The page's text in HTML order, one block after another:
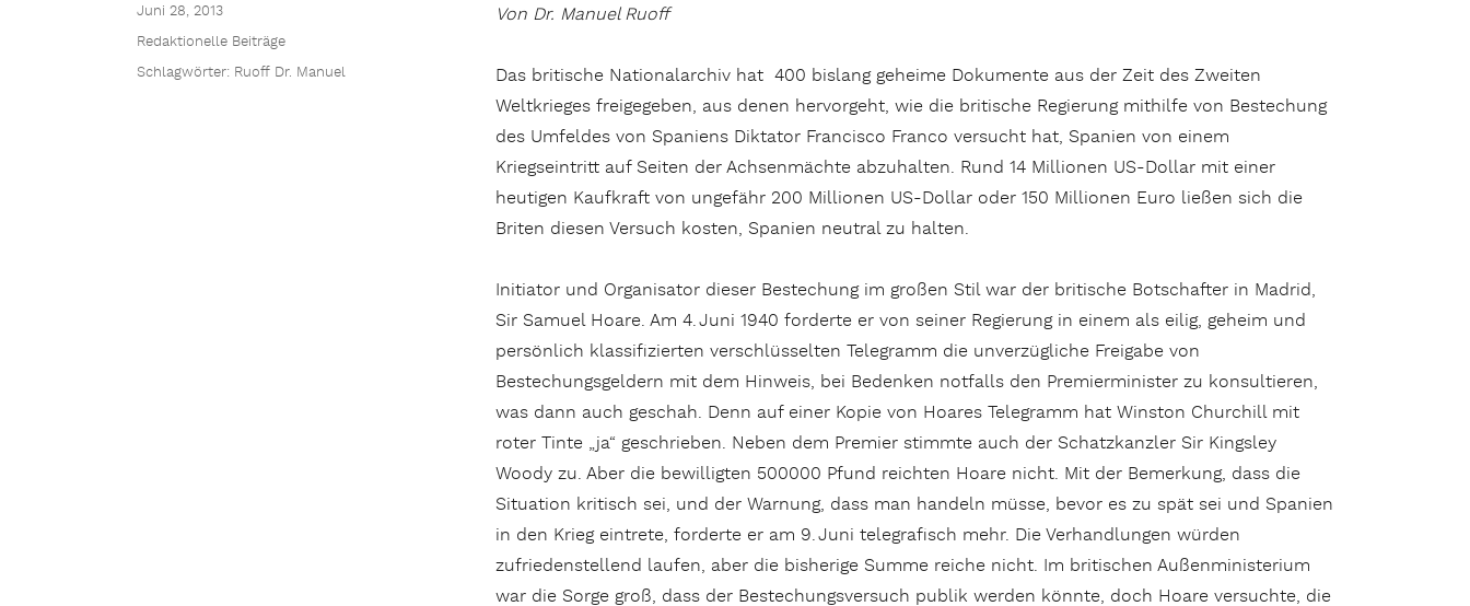
Von Dr. Manuel Ruoff
Das britische Nationalarchiv hat 400 bislang geheime Dokumente aus der Zeit des Zweiten
Weltkrieges freigegeben, aus denen hervorgeht, wie die britische Regierung mithilfe von Bestechung
des Umfeldes von Spaniens Diktator Francis­co Franco versucht hat, Spanien von einem
Kriegseintritt auf Seiten der Achsenmächte abzuhalten. Rund 14 Millionen US-Dollar mit einer
heutigen Kaufkraft von ungefähr 200 Millionen US-Dollar oder 150 Millionen Euro ließen sich die
Briten diesen Versuch kosten, Spanien neutral zu halten.
Initiator und Organisator dieser Bestechung im großen Stil war der britische Botschafter in Madrid,
Sir Samuel Hoare. Am 4. Juni 1940 forderte er von seiner Regierung in einem als eilig, geheim und
persönlich klassifizierten verschlüsselten Telegramm die unverzügliche Freigabe von
Bestechungsgeldern mit dem Hinweis, bei Bedenken notfalls den Premierminister zu konsultieren,
was dann auch geschah. Denn auf einer Kopie von Hoares Telegramm hat Winston Churchill mit
roter Tinte „ja“ geschrieben. Neben dem Premier stimmte auch der Schatzkanzler Sir Kingsley
Woody zu. Aber die bewilligten 500000 Pfund reichten Hoare nicht. Mit der Bemerkung, dass die
Situation kritisch sei, und der Warnung, dass man handeln müsse, bevor es zu spät sei und Spanien
in den Krieg eintrete, forderte er am 9. Juni telegrafisch mehr. Die Verhandlungen würden
zufriedenstellend laufen, aber die bisherige Summe reiche nicht. Im britischen Außenministerium
war die Sorge groß, dass der Bestechungsversuch publik werden könnte, doch Hoare versuchte, die
Juni 28, 2013
Redaktionelle Beiträge
Schlagwörter: Ruoff Dr. Manuel